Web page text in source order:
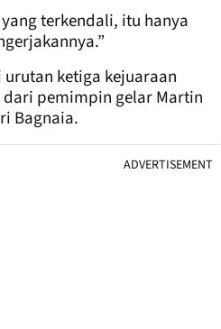
terkendali, itu hanya
ketiga kejuaraan
pemimpin gelar Martin
Bagnaia.
ADVERTISEMENT